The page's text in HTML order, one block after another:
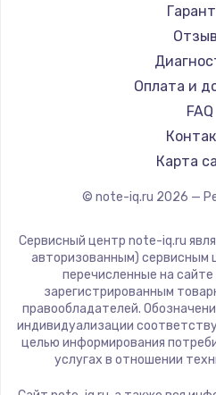
Ремонт
Ремонт
Ремонт
Ремонт
Ремонт
LG
Оплата и
FAQ
Карта
© note-iq.ru 2026 —
Сервисный центр note-iq.ru
авторизованным) сервисным
перечисленные на
зарегистрированным
правообладателей.
индивидуализации
целью информирования
услугах в отношении